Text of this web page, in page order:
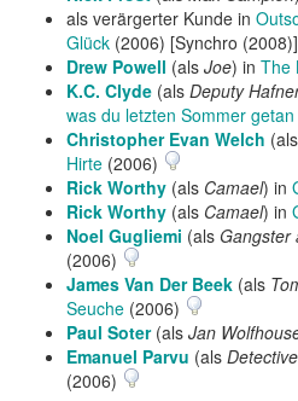
als verärgerter Kunde in
Glück (2006) [Synchro (2008)]
Drew Powell (als Joe) in The
K.C. Clyde (als Deputy
was du letzten Sommer
Christopher Evan Welch (als
Hirte (2006)
Rick Worthy (als Camael) in
Rick Worthy (als Camael) in
Noel Gugliemi (als Gangster
(2006)
James Van Der Beek (als
Seuche (2006)
Paul Soter(als Jan
Emanuel Parvu (als
(2006)